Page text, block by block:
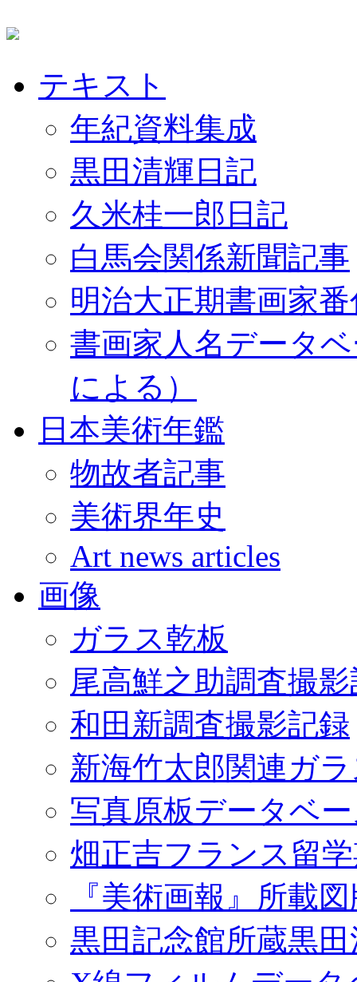
テキスト
年紀資料集成
黒田清輝日記
久米桂一郎日記
白馬会関係新聞記事
明治大正期書画家
書画家人名データ
による）
日本美術年鑑
物故者記事
美術界年史
Art news articles
画像
ガラス乾板
尾高鮮之助調査撮
和田新調査撮影記録
新海竹太郎関連ガ
写真原板データベ
畑正吉フランス留
『美術画報』所載
黒田記念館所蔵黒